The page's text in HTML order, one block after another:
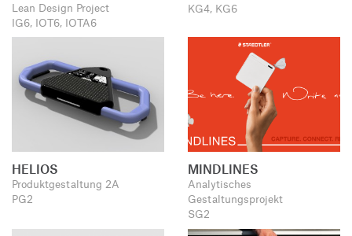
Lean Design Project
IG6, IOT6, IOTA6
KG4, KG6
HELIOS
Produktgestaltung 2A
PG2
MINDLINES
Analytisches
Gestaltungsprojekt
SG2